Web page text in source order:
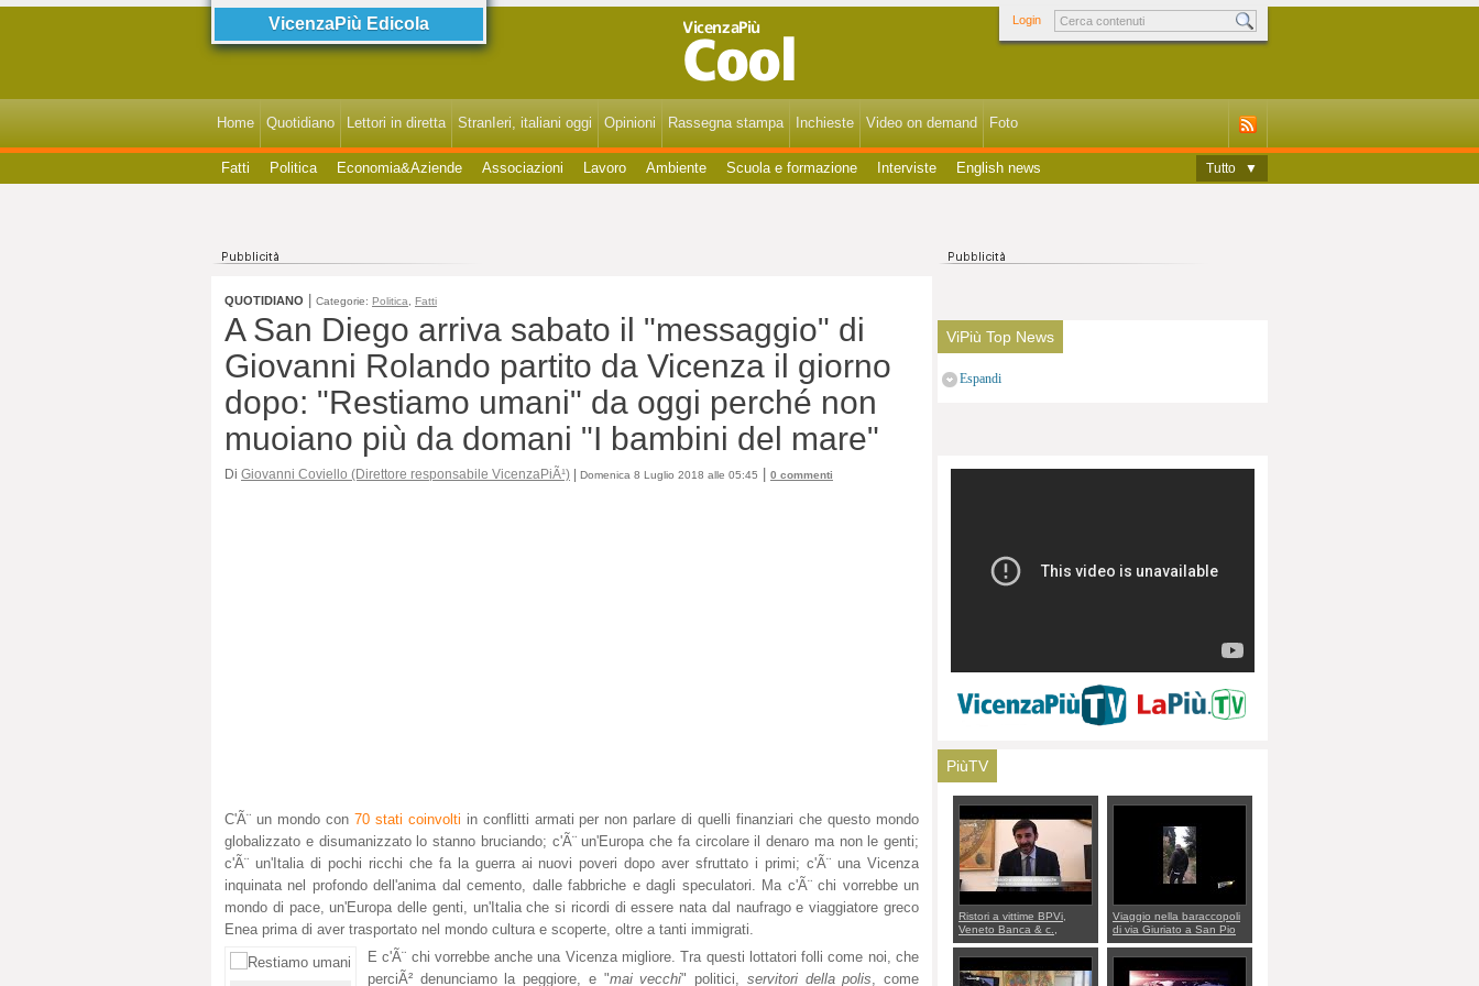
VicenzaPiù Edicola Login
Home Quotidiano Lettori in diretta StranIeri, italiani oggi Opinioni Rassegna stampa Inchieste Video on demand Foto
Fatti Politica Economia&Aziende Associazioni Lavoro Ambiente Scuola e formazione Interviste English news Tutto ▼
QUOTIDIANO Categorie: Politica Fatti
A San Diego arriva sabato il "messaggio" di
Giovanni Rolando partito da Vicenza il giorno
dopo: "Restiamo umani" da oggi perché non
muoiano più da domani "I bambini del mare"
Di Giovanni Coviello (Direttore responsabile VicenzaPiÃ¹) | Domenica 8 Luglio 2018 alle 05:45 0 commenti
C'Ã¨ un mondo con 70 stati coinvolti in conflitti armati per non parlare di quelli finanziari che questo mondo
globalizzato e disumanizzato lo stanno bruciando; c'Ã¨ un'Europa che fa circolare il denaro ma non le genti;
c'Ã¨ un'Italia di pochi ricchi che fa la guerra ai nuovi poveri dopo aver sfruttato i primi; c'Ã¨ una Vicenza
inquinata nel profondo dell'anima dal cemento, dalle fabbriche e dagli speculatori. Ma c'Ã¨ chi vorrebbe un
mondo di pace, un'Europa delle genti, un'Italia che si ricordi di essere nata dal naufrago e viaggiatore greco
Enea prima di aver trasportato nel mondo cultura e scoperte, oltre a tanti immigrati.
E c'Ã¨ chi vorrebbe anche una Vicenza migliore. Tra questi lottatori folli come noi, che
perciÃ² denunciamo la peggiore, e "mai vecchi" politici, servitori della polis , come
ViPiù Top News
Espandi
PiùTV
Ristori a vittime BPVi,
Veneto Banca & c.,
appello al sottosegretario
Alessio Villarosa: per
mettere ordine convochi
con Di Maio CNCU a
Viaggio nella baraccopoli
di via Giuriato a San Pio
X. Vicenza ai Vicentini:
“faremo un regalo di
Natale ai residenti”